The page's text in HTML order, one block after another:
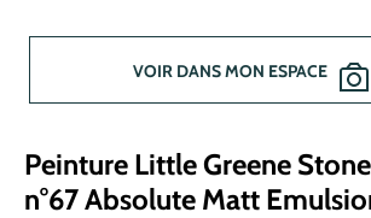
VOIR DANS MON ESPACE
Peinture Little Greene
n°67 Absolute Matt